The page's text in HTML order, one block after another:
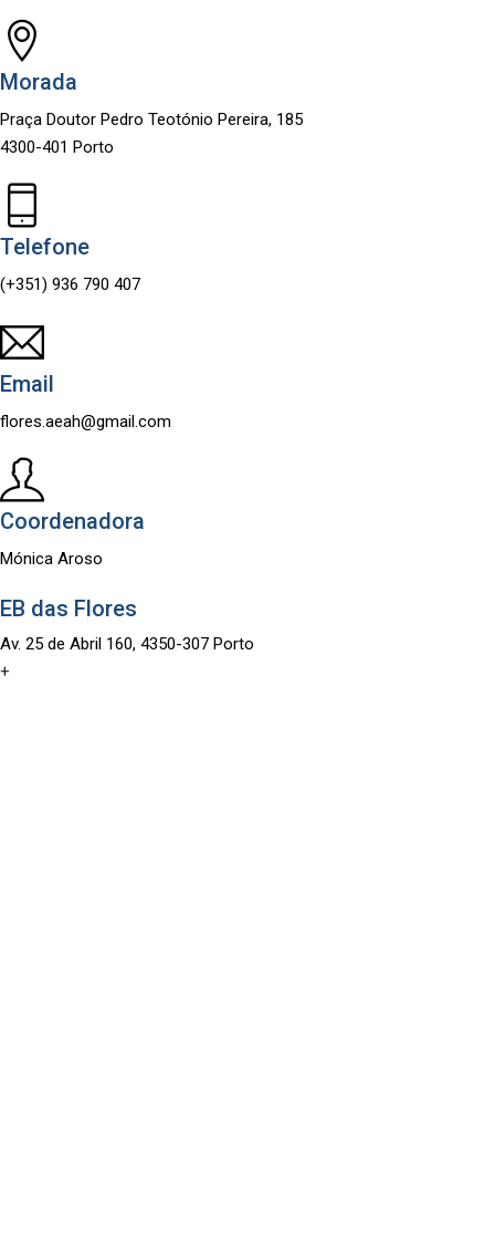
Morada
Praça Doutor Pedro Teotónio Pereira, 185
4300-401 Porto
Telefone
(+351) 936 790 407
Email
flores.aeah@gmail.com
Coordenadora
Mónica Aroso
EB das Flores
Av. 25 de Abril 160, 4350-307 Porto
+